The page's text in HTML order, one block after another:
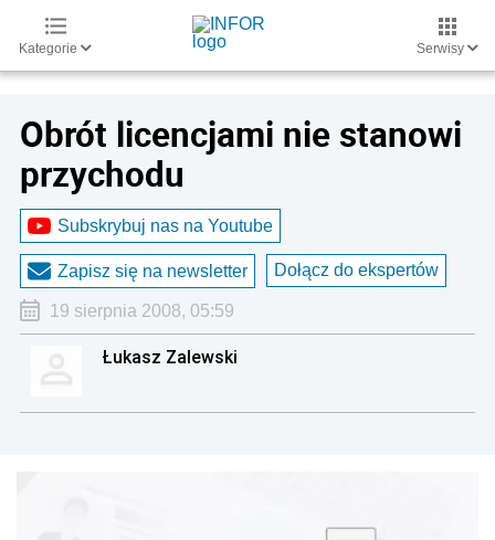
Kategorie Serwisy
Obrót licencjami nie stanowi
przychodu
Subskrybuj nas na Youtube
Zapisz się na newsletter Dołącz do ekspertów
19 sierpnia 2008, 05:59
Łukasz Zalewski